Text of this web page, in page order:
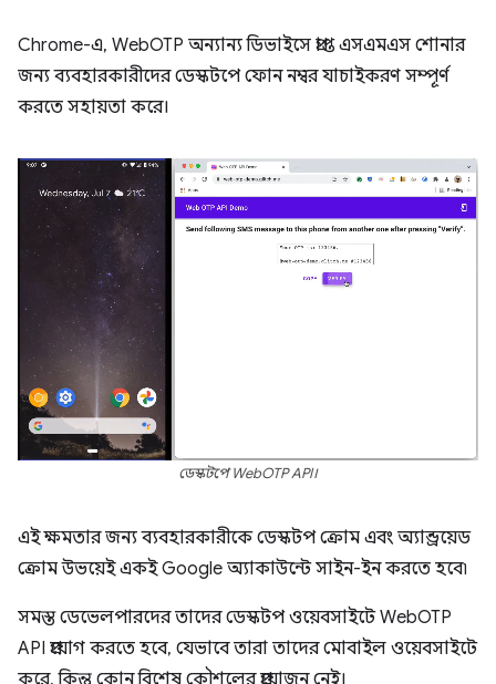
Chrome-এ, WebOTP অন্যান্য ডিভাইসে প্রাপ্ত এসএমএস শোনার
জন্য ব্যবহারকারীদের ডেস্কটপে ফোন নম্বর যাচাইকরণ সম্পূর্ণ
করতে সহায়তা করে।
ডেস্কটপে WebOTP API।
এই ক্ষমতার জন্য ব্যবহারকারীকে ডেস্কটপ ক্রোম এবং অ্যান্ড্রয়েড
ক্রোম উভয়েই একই Google অ্যাকাউন্টে সাইন-ইন করতে হবে৷
সমস্ত ডেভেলপারদের তাদের ডেস্কটপ ওয়েবসাইটে WebOTP
API প্রয়োগ করতে হবে, যেভাবে তারা তাদের মোবাইল ওয়েবসাইটে